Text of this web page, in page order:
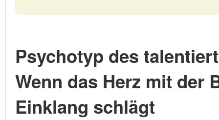
Psychotyp des
Wenn das Herz mit der
Einklang schlägt